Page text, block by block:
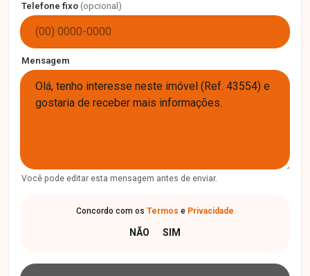
Telefone fixo (opcional)
Mensagem
Você pode editar esta mensagem antes de enviar.
Concordo com os Termos e Privacidade